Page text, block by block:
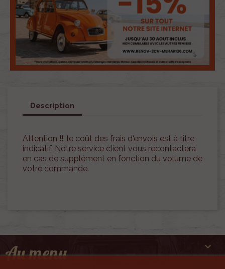
Description
Attention !!, le coût des frais d'envois est à titre
indicatif. Notre service client vous recontactera
en cas de supplément en fonction du volume de
votre commande.
Au menu 